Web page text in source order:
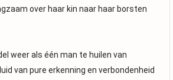
over haar kin naar haar borsten
weer als één man te huilen van
van pure erkenning en verbondenheid